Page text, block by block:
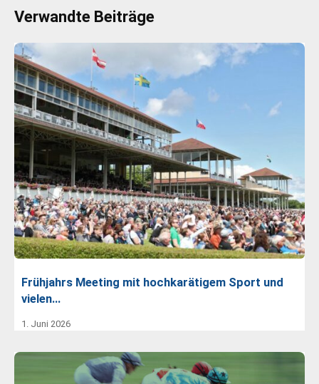
Verwandte Beiträge
Frühjahrs Meeting mit hochkarätigem Sport und
vielen…
1. Juni 2026